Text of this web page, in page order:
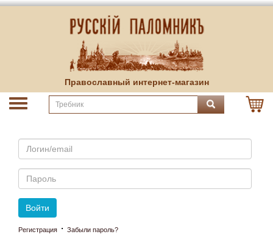
Православный интернет-магазин
Email
Пароль
Войти
Регистрация · Забыли пароль?